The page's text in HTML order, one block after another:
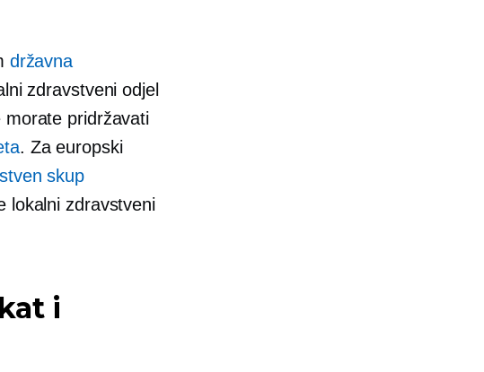
državna
zdravstveni odjel
pridržavati
. Za europski
skup
lokalni zdravstveni
i